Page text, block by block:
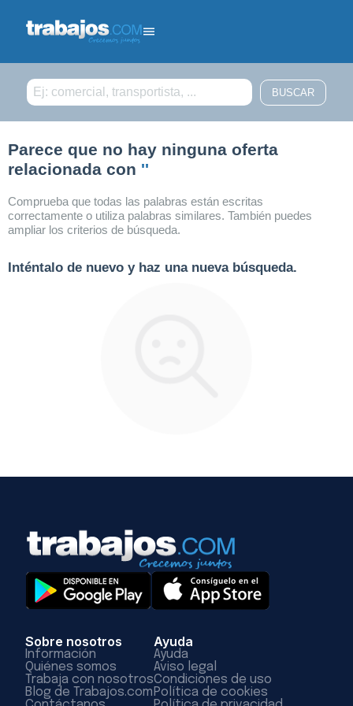
Parece que no hay ninguna oferta
relacionada con ''
Comprueba que todas las palabras están escritas
correctamente o utiliza palabras similares. También puedes
ampliar los criterios de búsqueda.
Inténtalo de nuevo y haz una nueva búsqueda.
Sobre nosotros
Información
Quiénes somos
Trabaja con nosotros
Blog de Trabajos.com
Ayuda
Ayuda
Aviso legal
Condiciones de uso
Política de cookies